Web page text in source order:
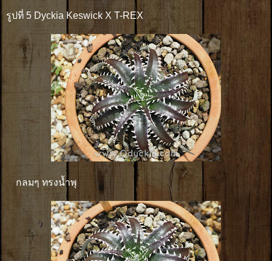
รูปที่ 5 Dyckia Keswick X T-REX
กลมๆ ทรงน้ำพุ